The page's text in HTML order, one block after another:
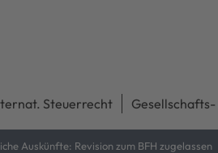
Steuerrecht
Auskünfte: Revision zum BFH zugelassen